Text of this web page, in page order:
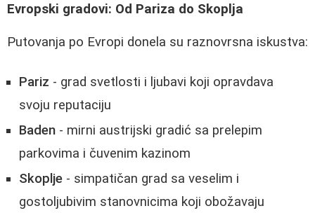
Evropski gradovi: Od Pariza do Skoplja
Putovanja po Evropi donela su raznovrsna iskustva:
Pariz - grad svetlosti i ljubavi koji opravdava
svoju reputaciju
Baden - mirni austrijski gradić sa prelepim
parkovima i čuvenim kazinom
Skoplje - simpatičan grad sa veselim i
gostoljubivim stanovnicima koji obožavaju